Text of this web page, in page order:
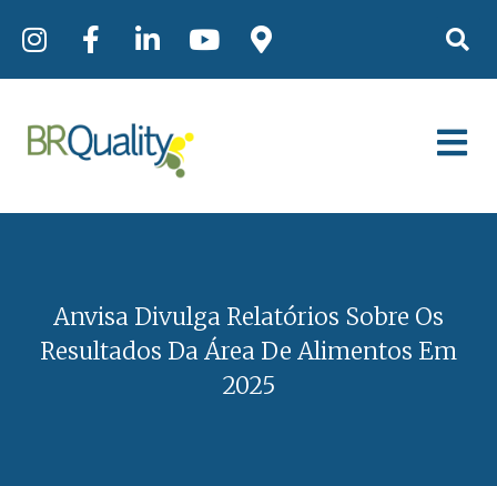
Anvisa Divulga Relatórios Sobre Os
Resultados Da Área De Alimentos Em
2025